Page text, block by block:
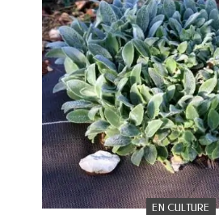
EN CULTURE